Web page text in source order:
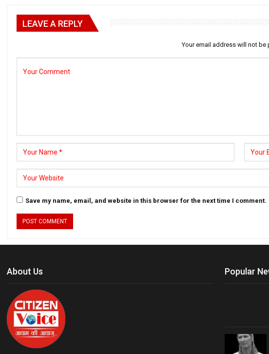
LEAVE A REPLY
Your email address will not be
Save my name, email, and website in this browser for the next time I comment.
About Us Popular